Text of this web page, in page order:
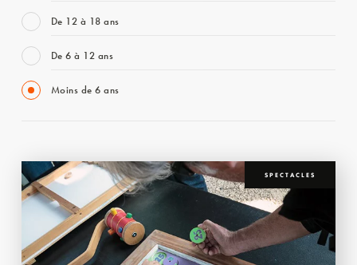
De 12 à 18 ans
De 6 à 12 ans
Moins de 6 ans
SPECTACLES